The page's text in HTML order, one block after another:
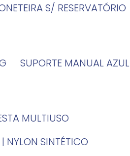
S/ RESERVATÓRIO
SUPORTE MANUAL AZUL
MULTIUSO
| NYLON SINTÉTICO